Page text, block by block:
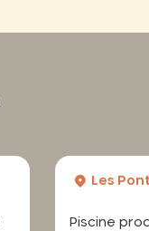
Les
Piscine